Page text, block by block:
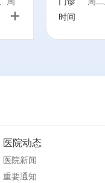
+
时间
医院动态
医院新闻
重要通知